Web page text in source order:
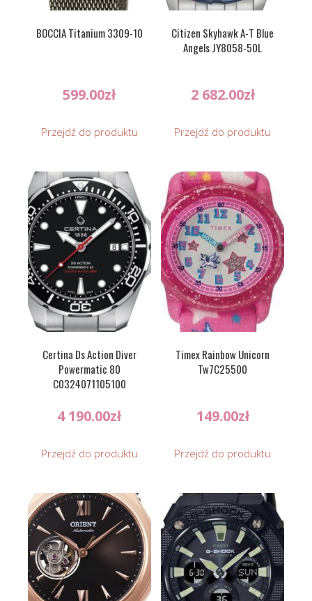
BOCCIA Titanium 3309-10
599.00zł
Przejdź do produktu
Citizen Skyhawk A-T Blue
Angels JY8058-50L
2 682.00zł
Przejdź do produktu
Certina Ds Action Diver
Powermatic 80
C0324071105100
4 190.00zł
Przejdź do produktu
Timex Rainbow Unicorn
Tw7C25500
149.00zł
Przejdź do produktu